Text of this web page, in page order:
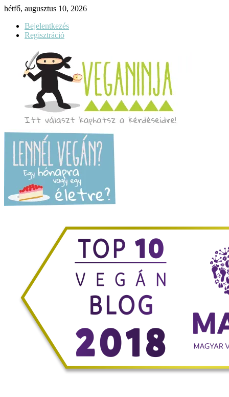
hétfő, augusztus 10, 2026
Bejelentkezés
Regisztráció